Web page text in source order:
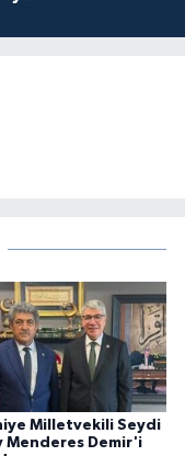
Milletvekili Seydi
Menderes Demir'i